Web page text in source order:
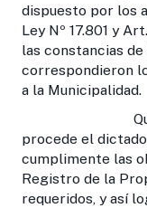
dispuesto por los
Ley Nº 17.801 y
las constancias
correspondieron
a la Municipalidad.
Que por las
procede el dictado
cumplimente las
Registro de la
requeridos, y así